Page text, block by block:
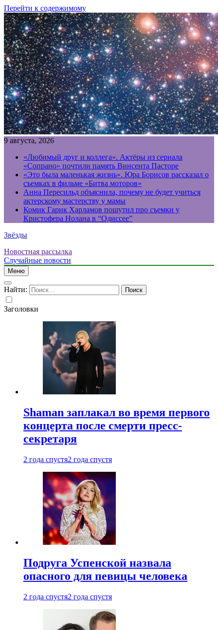
Перейти к содержимому
9 августа, 2026
«Любимый друг и коллега». Актёры из сериала
«Сопрано» почтили память Винсента Пасторе
«Это была маленькая жизнь». Юра Борисов рассказал о
съемках в фильме «Битва моторов»
Анна Пересильд объяснила, почему не будет учиться
актерскому мастерству у мамы
Комик Гарик Харламов пошутил про съемки у
Кристофера Нолана в “Одиссее”
Звёзды
Новостная рассылка
Случайные новости
Меню
Найти:
Заголовки
Shaman заплакал во время первого
концерта после смерти пресс-
секретаря
2 года спустя2 года спустя
Подруга Успенской назвала
опасного для певицы человека
2 года спустя2 года спустя